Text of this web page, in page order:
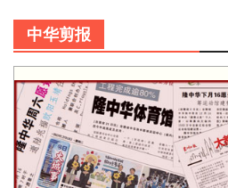
中华剪报